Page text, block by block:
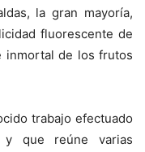
la gran mayoría,
fluorescente de
inmortal de los frutos
trabajo efectuado
y que reúne varias